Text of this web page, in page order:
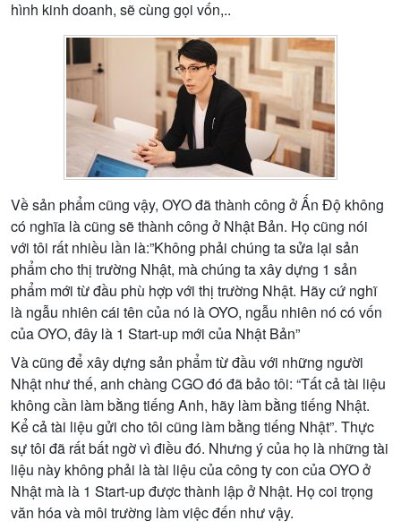
hình kinh doanh, sẽcùng gọi vốn,..
Vềsản phẩm cũng vậy, OYO đã thành côngởẤn Độ không
có nghĩa là cũng sẽthành côngở Nhật Bản. Họcũng nói
với tôi rất nhiều lần là:”Không phải chúng ta sửa lại sản
phẩm cho thị trường Nhật, mà chúng ta xây dựng 1 sản
phẩm mới từđầu phù hợp với thị trường Nhật. Hãy cứ nghĩ
là ngẫu nhiên cái tên của nó là OYO, ngẫu nhiên nó có vốn
của OYO, đây là 1 Start-up mới của Nhật Bản”
Và cũng đểxây dựng sản phẩm từđầu với những người
Nhật nhưthế, anh chàng CGO đó đã bảo tôi: “Tất cảtài liệu
không cần làm bằng tiếng Anh, hãy làm bằng tiếng Nhật.
Kểcảtài liệu gửi cho tôi cũng làm bằng tiếng Nhật”. Thực
sựtôi đã rất bất ngờvì điều đó. Nhưng ý của họ là những tài
liệu này không phải là tài liệu của công ty con của OYOở
Nhật mà là 1 Start-up được thành lậpở Nhật. Họcoi trọng
văn hóa và môi trường làm việc đến nhưvậy.